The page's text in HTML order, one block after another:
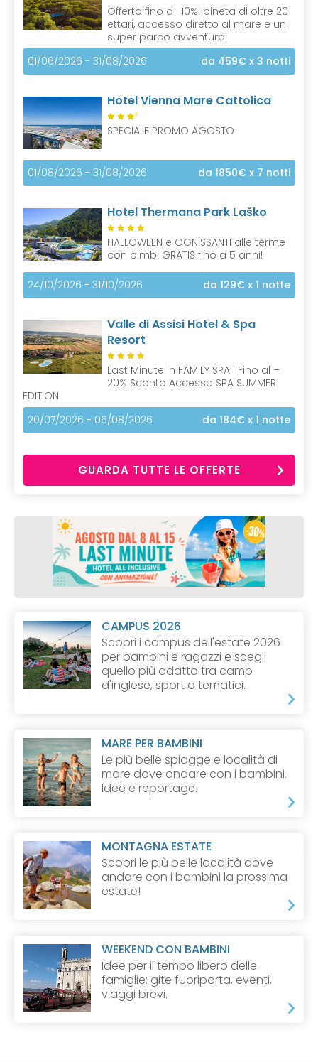
Offerta fino a -10%: pineta di oltre 20
ettari, accesso diretto al mare e un
super parco avventura!
01/06/2026 - 31/08/2026
da 459€ x 3 notti
Hotel Vienna Mare Cattolica
S
SPECIALE PROMO AGOSTO
01/08/2026 - 31/08/2026 da 1850€ x 7 notti
Hotel Thermana Park Laško
HALLOWEEN e OGNISSANTI alle terme
con bimbi GRATIS fino a 5 anni!
24/10/2026 - 31/10/2026 da 129€ x 1 notte
Valle di Assisi Hotel & Spa
Resort
Last Minute in FAMILY SPA | Fino al –
20% Sconto Accesso SPA SUMMER
EDITION
20/07/2026 - 06/08/2026
da 184€ x 1 notte
GUARDA TUTTE LE OFFERTE
CAMPUS 2026
Scopri i campus dell'estate 2026
per bambini e ragazzi e scegli
quello più adatto tra camp
d'inglese, sport o tematici.
MARE PER BAMBINI
Le più belle spiagge e località di
mare dove andare con i bambini.
Idee e reportage.
MONTAGNA ESTATE
Scopri le più belle località dove
andare con i bambini la prossima
estate!
WEEKEND CON BAMBINI
Idee per il tempo libero delle
famiglie: gite fuoriporta, eventi,
viaggi brevi.